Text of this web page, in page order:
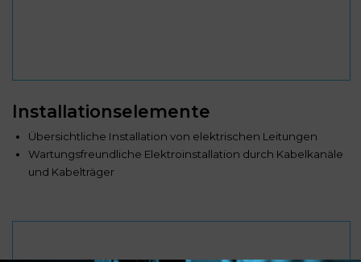
Installationselemente
Übersichtliche Installation von elektrischen Leitungen
Wartungsfreundliche Elektroinstallation durch Kabelkanäle
und Kabelträger